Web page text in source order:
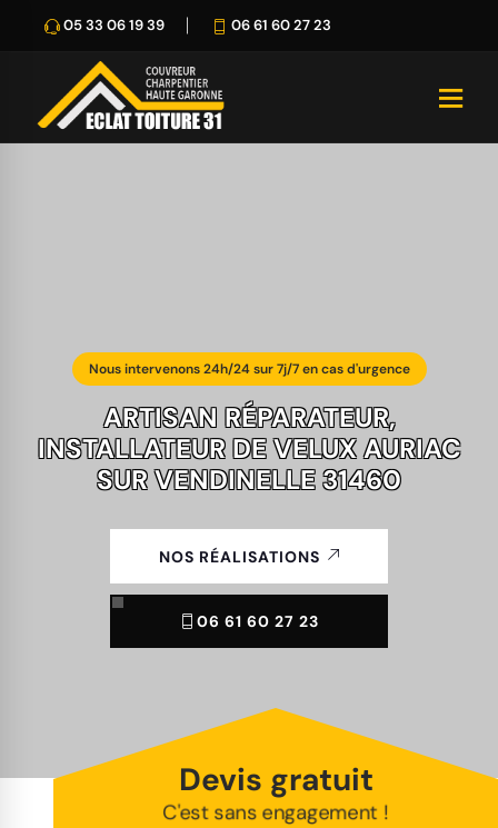
05 33 06 19 39 06 61 60 27 23
Nous intervenons 24h/24 sur 7j/7 en cas d'urgence
ARTISAN RÉPARATEUR,
INSTALLATEUR DE VELUX AURIAC
SUR VENDINELLE 31460
NOS RÉALISATIONS
06 61 60 27 23
Devis gratuit
C'est sans engagement !